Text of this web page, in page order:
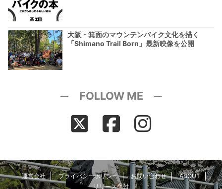
大阪・箕面のマウンテンバイク文化を描く
「Shimano Trail Born」最新映像を公開
─ FOLLOW ME ─
運営会社 プライバシーポリシー お問い合わせ
ABOUT
リリース受付